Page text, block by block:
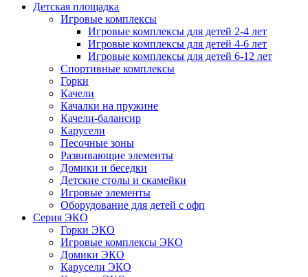
Детская площадка
Игровые комплексы
Игровые комплексы для детей 2-4 лет
Игровые комплексы для детей 4-6 лет
Игровые комплексы для детей 6-12 лет
Спортивные комплексы
Горки
Качели
Качалки на пружине
Качели-балансир
Карусели
Песочные зоны
Развивающие элементы
Домики и беседки
Детские столы и скамейки
Игровые элементы
Оборудование для детей с офп
Серия ЭКО
Горки ЭКО
Игровые комплексы ЭКО
Домики ЭКО
Карусели ЭКО